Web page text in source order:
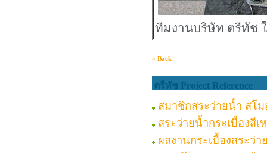
ทีมงานบริษัท ตรีทัช
« Back
ตรีทัช Project Reference
สมาชิกสระว่ายน้ำ สโม
สระว่ายน้ำกระเบื้องสี
ผลงานกระเบื้องสระว่